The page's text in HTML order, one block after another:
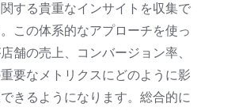
する貴重なインサイトを収集で
この体系的なアプローチを使っ
舗の売上、コンバージョン率、
要なメトリクスにどのように影
きるようになります。総合的に